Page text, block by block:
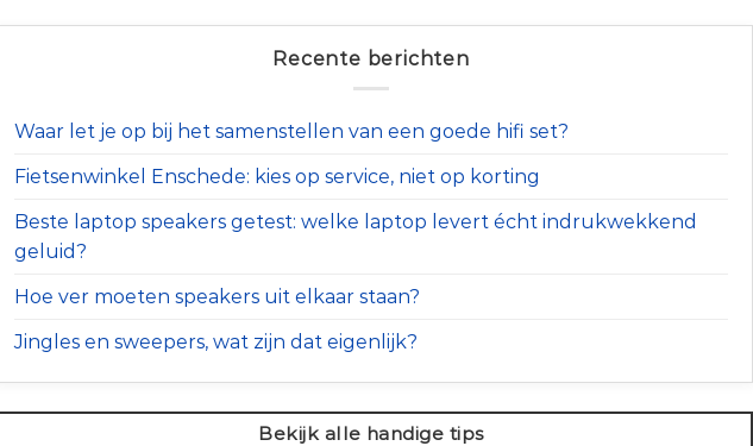
Recente berichten
Waar let je op bij het samenstellen van een goede hifi set?
Fietsenwinkel Enschede: kies op service, niet op korting
Beste laptop speakers getest: welke laptop levert écht indrukwekkend
geluid?
Hoe ver moeten speakers uit elkaar staan?
Jingles en sweepers, wat zijn dat eigenlijk?
Bekijk alle handige tips